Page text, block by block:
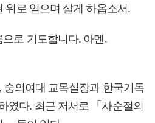
위로 얻으며 살게 하옵소서.
로 기도합니다. 아멘.
의여대 교목실장과 한국기독
였다. 최근 저서로 「사순절의